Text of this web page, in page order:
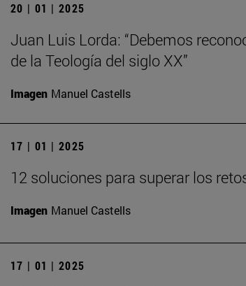
20 | 01 | 2025
Juan Luis Lorda: “Debemos
de la Teología del siglo XX”
Imagen Manuel Castells
17 | 01 | 2025
12 soluciones para superar los
Imagen Manuel Castells
17 | 01 | 2025